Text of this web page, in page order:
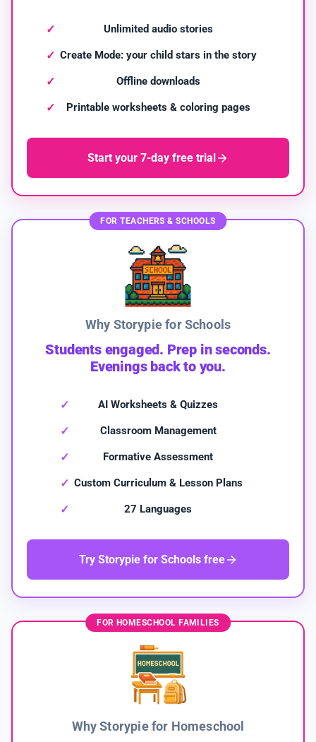
Unlimited audio stories
Create Mode: your child stars in the story
Offline downloads
Printable worksheets & coloring pages
Start your 7-day free trial
FOR TEACHERS & SCHOOLS
Why Storypie for Schools
Students engaged. Prep in seconds.
Evenings back to you.
AI Worksheets & Quizzes
Classroom Management
Formative Assessment
Custom Curriculum & Lesson Plans
27 Languages
Try Storypie for Schools free
FOR HOMESCHOOL FAMILIES
Why Storypie for Homeschool